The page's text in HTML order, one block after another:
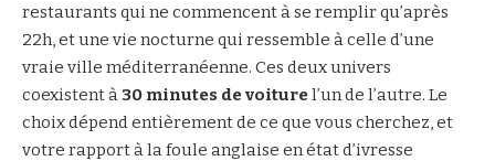
restaurants qui ne commencent à se remplir qu’après
22h, et une vie nocturne qui ressemble à celle d’une
vraie ville méditerranéenne. Ces deux univers
coexistent à 30 minutes de voiturel’un de l’autre. Le
choix dépend entièrement de ce que vous cherchez, et
votre rapport à la foule anglaise en état d’ivresse